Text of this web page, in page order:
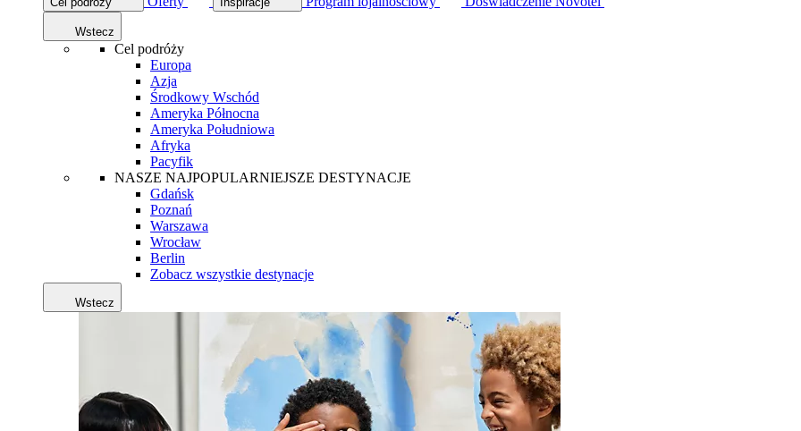
Wstecz
Cel podróży
Europa
Azja
Środkowy Wschód
Ameryka Północna
Ameryka Południowa
Afryka
Pacyfik
NASZE NAJPOPULARNIEJSZE DESTYNACJE
Gdańsk
Poznań
Warszawa
Wrocław
Berlin
Zobacz wszystkie destynacje
Wstecz